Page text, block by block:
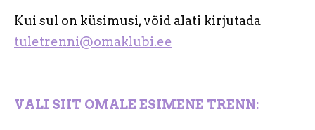
Kui sul on küsimusi, võid alati kirjutada
tuletrenni@omaklubi.ee
VALI SIIT OMALE ESIMENE TRENN: